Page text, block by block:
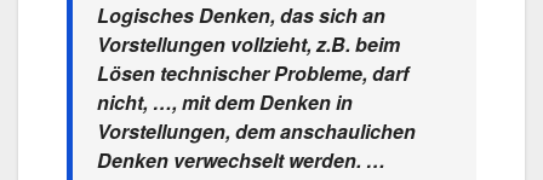
Logisches Denken, das sich an
Vorstellungen vollzieht, z.B. beim
Lösen technischer Probleme, darf
nicht, …, mit dem Denken in
Vorstellungen, dem anschaulichen
Denken verwechselt werden. …